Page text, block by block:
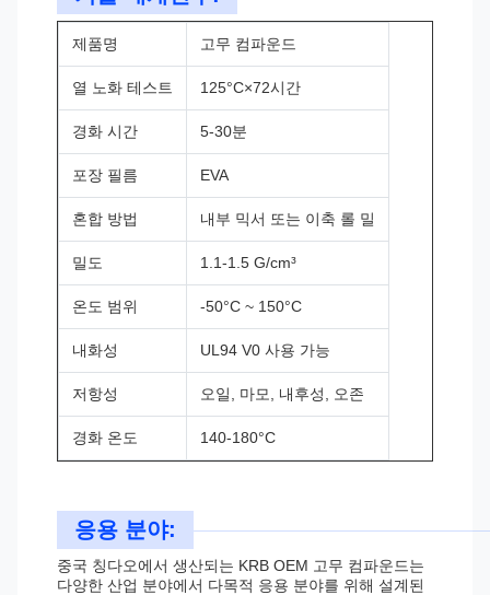
제품명 고무 컴파운드
열 노화 테스트 125°C×72시간
경화 시간 5-30분
포장 필름 EVA
혼합 방법 내부 믹서 또는 이축 롤 밀
밀도 1.1-1.5 G/cm³
온도 범위 -50°C ~ 150°C
내화성 UL94 V0 사용 가능
저항성 오일, 마모, 내후성, 오존
경화 온도 140-180°C
응용 분야:
중국 칭다오에서 생산되는 KRB OEM 고무 컴파운드는
다양한 산업 분야에서 다목적 응용 분야를 위해 설계된